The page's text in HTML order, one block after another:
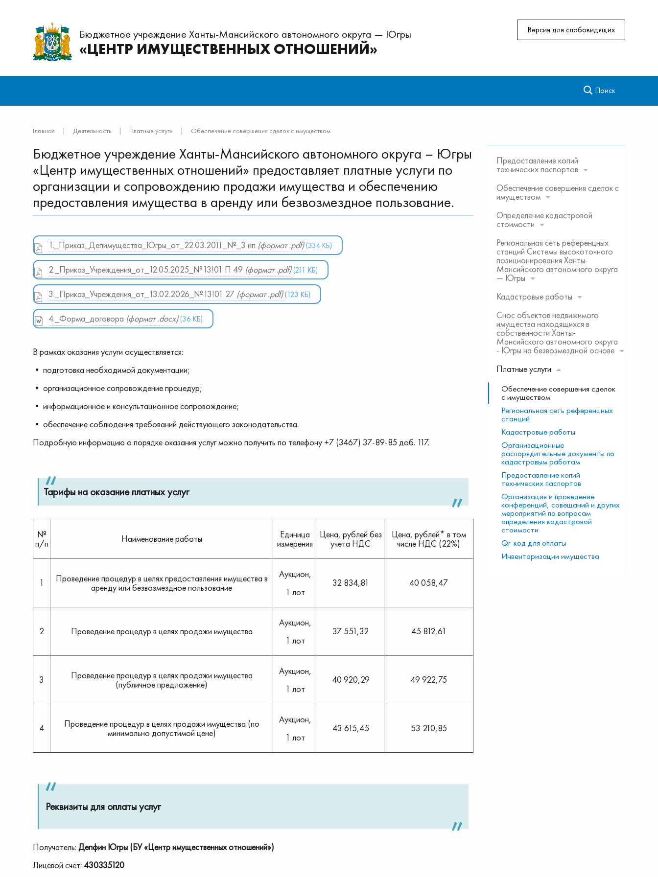
Бюджетное учреждение Ханты-Мансийского автономного округа — Югры
«ЦЕНТР ИМУЩЕСТВЕННЫХ ОТНОШЕНИЙ»
Версия для слабовидящих
Поиск
Главная | Деятельность | Платные услуги | Обеспечение совершения сделок с имуществом
Бюджетное учреждение Ханты-Мансийского автономного округа – Югры
«Центр имущественных отношений» предоставляет платные услуги по
организации и сопровождению продажи имущества и обеспечению
предоставления имущества в аренду или безвозмездное пользование.
1._Приказ_Депимущества_Югры_от_22.03.2011_№_3 нп (формат .pdf) (334 КБ)
2._Приказ_Учреждения_от_12.05.2025_№13!01 П 49 (формат .pdf) (211 КБ)
3._Приказ_Учреждения_от_13.02.2026_№13!01 27 (формат .pdf) (123 КБ)
4._Форма_договора (формат .docx) (36 КБ)
В рамках оказания услуги осуществляется:
• подготовка необходимой документации;
• организационное сопровождение процедур;
• информационное и консультационное сопровождение;
• обеспечение соблюдения требований действующего законодательства.
Подробную информацию о порядке оказания услуг можно получить по телефону +7 (3467) 37-89-85 доб. 117.
Тарифы на оказание платных услуг
№
п/п
Наименование работы
Единица
измерения
Цена, рублей без
учета НДС
Цена, рублей* в том
числе НДС (22%)
1
Проведение процедур в целях предоставления имущества в
аренду или безвозмездное пользование
Аукцион,
1 лот
32 834,81 40 058,47
2 Проведение процедур в целях продажи имущества
Аукцион,
1 лот
37 551,32 45 812,61
3
Проведение процедур в целях продажи имущества
(публичное предложение)
Аукцион,
1 лот
40 920,29 49 922,75
4
Проведение процедур в целях продажи имущества (по
минимально допустимой цене)
Аукцион,
1 лот
43 615,45 53 210,85
Реквизиты для оплаты услуг
Получатель: Депфин Югры (БУ «Центр имущественных отношений»)
Лицевой счет: 430335120
Предоставление копий
технических паспортов
Обеспечение совершения сделок с
имуществом
Определение кадастровой
стоимости
Региональная сеть референцных
станций Системы высокоточного
позиционирования Ханты-
Мансийского автономного округа
— Югры
Кадастровые работы
Снос объектов недвижимого
имущества находящихся в
собственности Ханты-
Мансийского автономного округа
- Югры на безвозмездной основе
Платные услуги
Обеспечение совершения сделок
с имуществом
Региональная сеть референцных
станций
Кадастровые работы
Организационные
распорядительные документы по
кадастровым работам
Предоставление копий
технических паспортов
Организация и проведение
конференций, совещаний и других
мероприятий по вопросам
определения кадастровой
стоимости
Qr-код для оплаты
Инвентаризации имущества